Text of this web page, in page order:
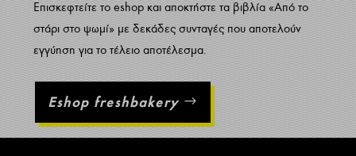
Επισκεφτείτε το eshop και αποκτήστε τα βιβλία «Από το
στάρι στο ψωμί» με δεκάδες συνταγές που αποτελούν
εγγύηση για το τέλειο αποτέλεσμα.
Eshop freshbakery